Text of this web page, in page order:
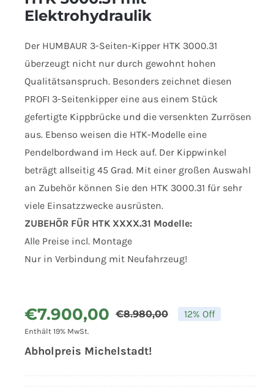
Elektrohydraulik
Der HUMBAUR 3-Seiten-Kipper HTK 3000.31
überzeugt nicht nur durch gewohnt hohen
Qualitätsanspruch. Besonders zeichnet diesen
PROFI 3-Seitenkipper eine aus einem Stück
gefertigte Kippbrücke und die versenkten Zurrösen
aus. Ebenso weisen die HTK-Modelle eine
Pendelbordwand im Heck auf. Der Kippwinkel
beträgt allseitig 45 Grad. Mit einer großen Auswahl
an Zubehör können Sie den HTK 3000.31 für sehr
viele Einsatzzwecke ausrüsten.
ZUBEHÖR FÜR HTK XXXX.31 Modelle:
Alle Preise incl. Montage
Nur in Verbindung mit Neufahrzeug!
€8.980,00
€7.900,00
Aktueller
Enthält 19% MwSt.
12% Off
Abholpreis Michelstadt!